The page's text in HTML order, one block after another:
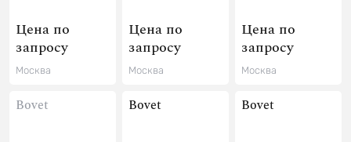
Цена по
запросу
Москва
Цена по
запросу
Москва
Цена по
запросу
Москва
Bovet Bovet Bovet